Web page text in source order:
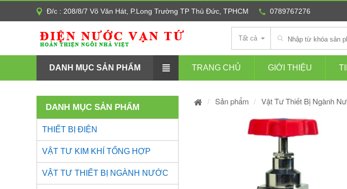
Đ/c : 208/8/7 Võ Văn Hát, P.Long Trường TP Thủ Đức, TPHCM 0789767276
Tất cả
DANH MỤC SẢN PHẨM TRANG CHỦ GIỚI THIỆU
Sản phẩm Vật Tư Thiết Bị Ngành
DANH MỤC SẢN PHẨM
THIẾT BỊ ĐIỆN
VẬT TƯ KIM KHÍ TỔNG HỢP
VẬT TƯ THIẾT BỊ NGÀNH NƯỚC